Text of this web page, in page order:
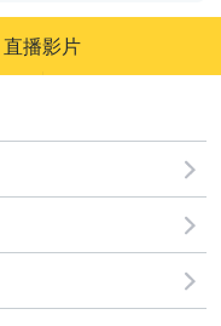
直播影片